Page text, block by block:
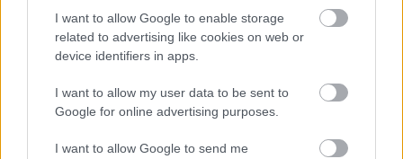
I want to allow Google to enable storage
related to advertising like cookies on web or
device identifiers in apps.
I want to allow my user data to be sent to
Google for online advertising purposes.
I want to allow Google to send me
Az egyik legszebb pesti "időkapszula": a Péterffy-
palota. A városokat járva gyakran találkozhatunk
"ottfelejtett házakkal", amik egy korábbi, gyakran
időkapszulák. Ez a helyzet legtöbb esetben akkor